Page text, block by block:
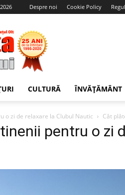
Despre noi Cookie Policy
CULTURĂ ÎNVĂȚĂMÂNT
o zi de relaxare la Clubul Nautic Cât
pentru o zi